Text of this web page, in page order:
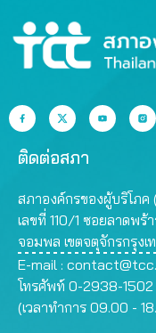
ติดต่อสภา
สภาองค์กรของผู้บริโภค
เลขที่ 110/1 ซอยลาดพ
จอมพล เขตจตุจักรกรุง
E-mail :
โทรศัพท์ 0-2938-1502
(เวลาทำการ 09.00 -